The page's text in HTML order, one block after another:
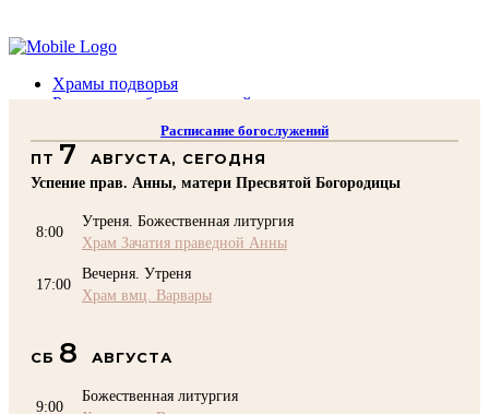
Храмы подворья
Расписание богослужений
Воскресная школа
Преподаватели Воскресной школы
Катехизация
Помочь Подворью
Расписание богослужений
ПТ 7 АВГУСТА, СЕГОДНЯ
Успение прав. Анны, матери Пресвятой Богородицы
8:00
Утреня. Божественная литургия
Храм Зачатия праведной Анны
17:00
Вечерня. Утреня
Храм вмц. Варвары
СБ 8 АВГУСТА
9:00
Божественная литургия